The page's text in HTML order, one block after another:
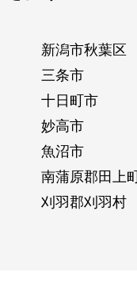
新潟市秋葉区
三条市
十日町市
妙高市
魚沼市
南蒲原郡田上
刈羽郡刈羽村